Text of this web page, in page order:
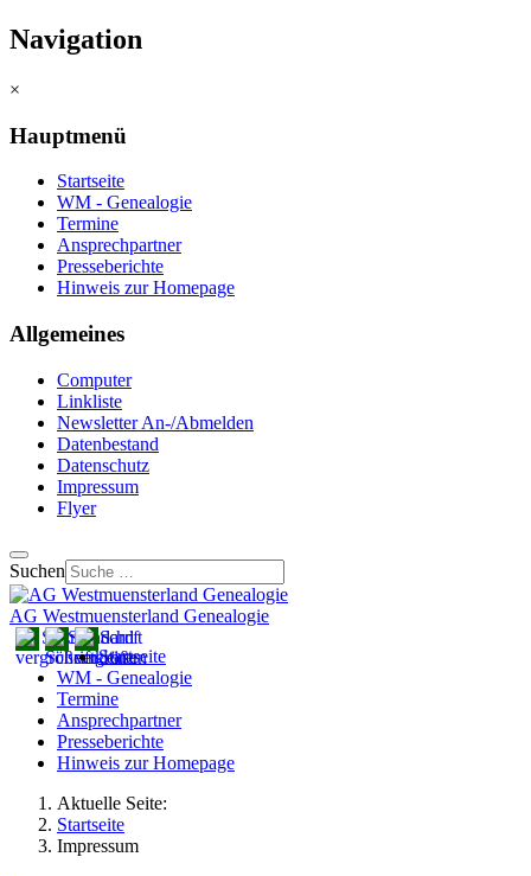
Navigation
×
Hauptmenü
Startseite
WM - Genealogie
Termine
Ansprechpartner
Presseberichte
Hinweis zur Homepage
Allgemeines
Computer
Linkliste
Newsletter An-/Abmelden
Datenbestand
Datenschutz
Impressum
Flyer
Suchen
AG Westmuensterland Genealogie
Startseite
WM - Genealogie
Termine
Ansprechpartner
Presseberichte
Hinweis zur Homepage
Aktuelle Seite:
Startseite
Impressum